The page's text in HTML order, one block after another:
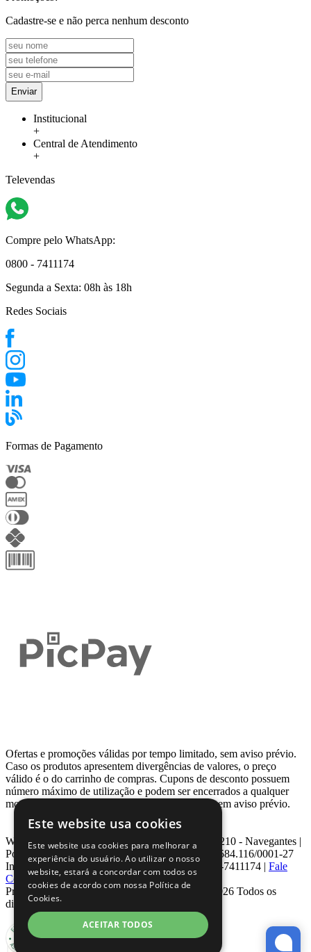
Cadastre-se e não perca nenhum desconto
Enviar
Institucional
+
Central de Atendimento
+
Televendas
Compre pelo WhatsApp:
0800 - 7411174
Segunda a Sexta: 08h às 18h
Redes Sociais
Formas de Pagamento
Ofertas e promoções válidas por tempo limitado, sem aviso prévio.
Caso os produtos apresentem divergências de valores, o preço
válido é o do carrinho de compras. Cupons de desconto possuem
número máximo de utilização e podem ser encerrados a qualquer
momento, de acordo com sua disponibilidade e sem aviso prévio.
Webcontinental LTDA | Travessa Venezuela, Nº 210 - Navegantes |
Porto Alegre - RS - CEP: 90.240-220 CNPJ: 08.584.116/0001-27
Inscrição Estadual: 0963171399 | Telefone: 0800-7411174 | Fale
Conosco|ouvidoria@webcontinental.com.br
Proibida reprodução total ou parcial | © 2007 - 2026 Todos os
direitos reservados - WebContinental
Este website usa cookies
Este website usa cookies para melhorar a
experiência do usuário. Ao utilizar o nosso
website, estará a concordar com todos os
cookies de acordo com nossa Política de
Cookies.
ACEITAR TODOS